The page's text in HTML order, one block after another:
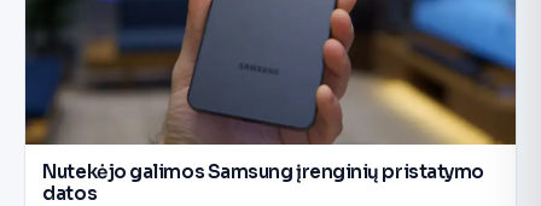
Nutekėjo galimos Samsung įrenginių pristatymo
datos